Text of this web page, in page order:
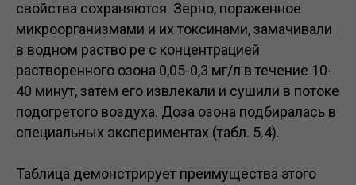
свойства сохраняются. Зерно, пораженное
микроорганизмами и их токсинами, замачивали
в водном раство ре с концентрацией
растворенного озона 0,05-0,3 мг/л в течение 10-
40 минут, затем его извлекали и сушили в потоке
подогретого воздуха. Доза озона подбиралась в
специальных экспериментах (табл. 5.4).
Таблица демонстрирует преимущества этого